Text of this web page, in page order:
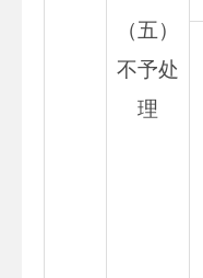
（五）
不予处
理